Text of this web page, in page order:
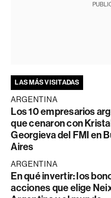
LAS MÁS VISITADAS
ARGENTINA
Los 10 empresarios
que cenaron con
Georgieva del FMI en
Aires
ARGENTINA
En qué invertir: los
acciones que elige